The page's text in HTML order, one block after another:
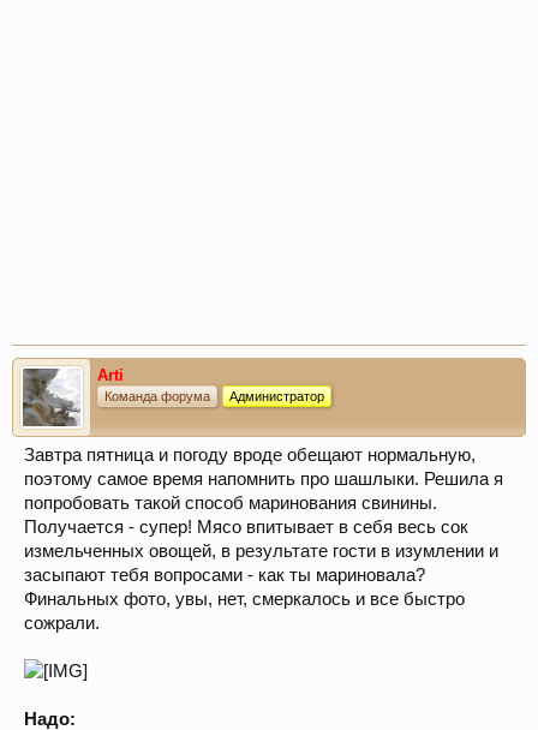
Arti
Команда форума Администратор
Завтра пятница и погоду вроде обещают нормальную,
поэтому самое время напомнить про шашлыки. Решила я
попробовать такой способ маринования свинины.
Получается - супер! Мясо впитывает в себя весь сок
измельченных овощей, в результате гости в изумлении и
засыпают тебя вопросами - как ты мариновала?
Финальных фото, увы, нет, смеркалось и все быстро
сожрали.
Надо: